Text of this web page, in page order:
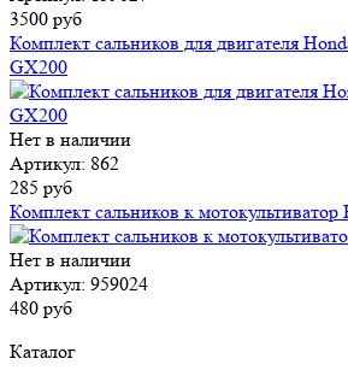
3500 руб
Комплект сальников для двигателя
GX200
Нет в наличии
Артикул: 862
285 руб
Комплект сальников к
Нет в наличии
Артикул: 959024
480 руб
Каталог